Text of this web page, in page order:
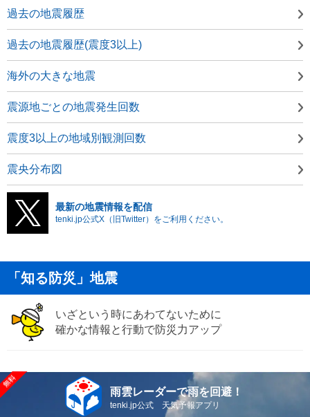
過去の地震履歴
過去の地震履歴(震度3以上)
海外の大きな地震
震源地ごとの地震発生回数
震度3以上の地域別観測回数
震央分布図
最新の地震情報を配信
tenki.jp公式X（旧Twitter）をご利用ください。
「知る防災」地震
いざという時にあわてないために
確かな情報と行動で防災力アップ
雨雲レーダーで雨を回避！
tenki.jp公式 天気予報アプリ